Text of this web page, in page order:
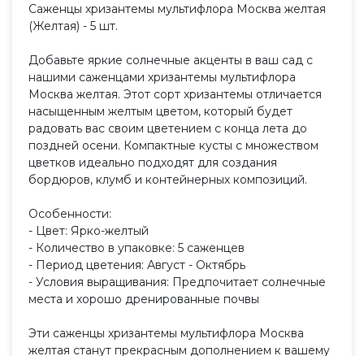
Саженцы хризантемы мультифлора Москва желтая
(Желтая) - 5 шт.
Добавьте яркие солнечные акценты в ваш сад с
нашими саженцами хризантемы мультифлора
Москва желтая. Этот сорт хризантемы отличается
насыщенным желтым цветом, который будет
радовать вас своим цветением с конца лета до
поздней осени. Компактные кусты с множеством
цветков идеально подходят для создания
бордюров, клумб и контейнерных композиций.
Особенности:
- Цвет: Ярко-желтый
- Количество в упаковке: 5 саженцев
- Период цветения: Август - Октябрь
- Условия выращивания: Предпочитает солнечные
места и хорошо дренированные почвы
Эти саженцы хризантемы мультифлора Москва
желтая станут прекрасным дополнением к вашему